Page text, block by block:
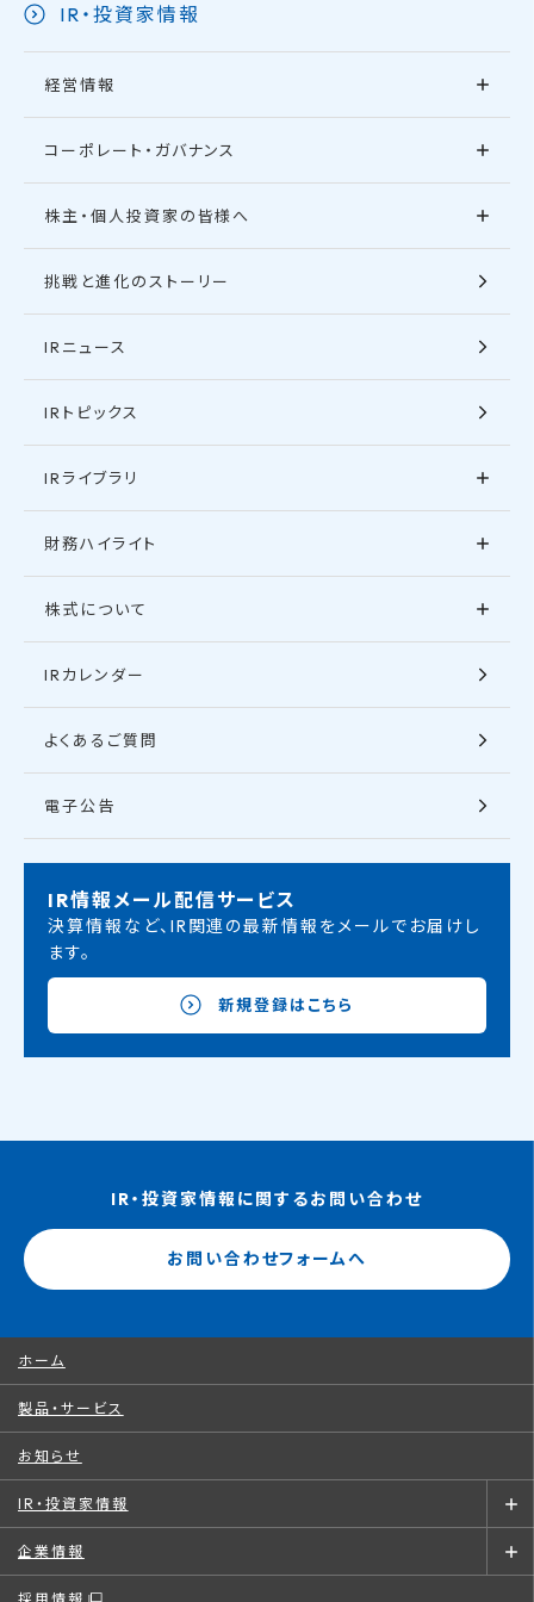
IR・投資家情報
経営情報
コーポレート・ガバナンス
株主・個人投資家の皆様へ
挑戦と進化のストーリー
IRニュース
IRトピックス
IRライブラリ
財務ハイライト
株式について
IRカレンダー
よくあるご質問
電子公告
IR情報メール配信サービス
決算情報など、IR関連の最新情報をメールでお届けし
ます。
新規登録はこちら
IR・投資家情報に関するお問い合わせ
お問い合わせフォームへ
ホーム
製品・サービス
お知らせ
IR・投資家情報
企業情報